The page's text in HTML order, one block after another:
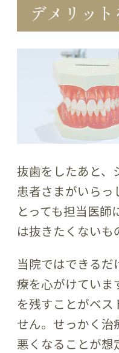
デメリッ
抜歯をしたあと、
患者さまがいらっ
とっても担当医師
は抜きたくないも
当院ではできる
療を心がけていま
を残すことがベス
せん。せっかく治
悪くなることが想